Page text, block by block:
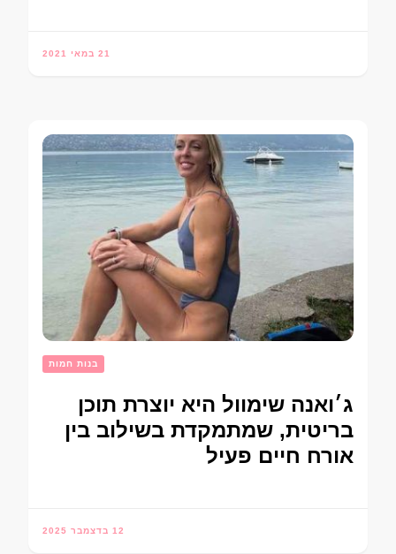
21 במאי 2021
בנות חמות
ג׳ואנה שימוול היא יוצרת תוכן
בריטית, שמתמקדת בשילוב בין
אורח חיים פעיל
12 בדצמבר 2025